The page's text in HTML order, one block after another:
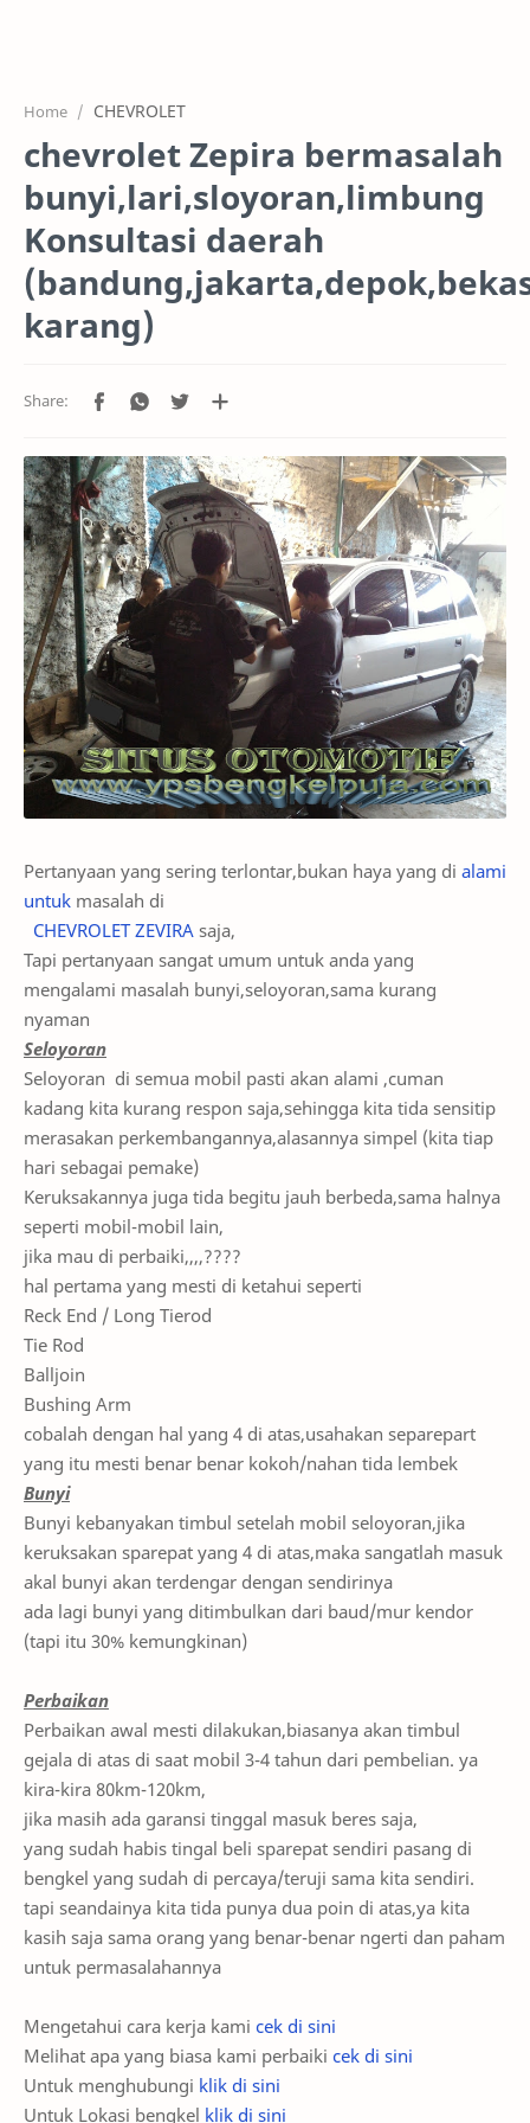
PROJEK
SYSTEM
HARGA SERVIC
Home CHEVROLET
chevrolet Zepira bermasalah
bunyi,lari,sloyoran,limbung
Konsultasi daerah
karang)
Pertanyaan yang sering terlontar,bukan haya yang di alami
untuk masalah di
CHEVROLET ZEVIRA saja,
Tapi pertanyaan sangat umum untuk anda yang
mengalami masalah bunyi,seloyoran,sama kurang
nyaman
Seloyoran
Seloyoran di semua mobil pasti akan alami ,cuman
kadang kita kurang respon saja,sehingga kita tida sensitip
merasakan perkembangannya,alasannya simpel (kita tiap
hari sebagai pemake)
Keruksakannya juga tida begitu jauh berbeda,sama halnya
seperti mobil-mobil lain,
jika mau di perbaiki,,,,????
hal pertama yang mesti di ketahui seperti
Reck End / Long Tierod
Tie Rod
Balljoin
Bushing Arm
cobalah dengan hal yang 4 di atas,usahakan separepart
yang itu mesti benar benar kokoh/nahan tida lembek
Bunyi
Bunyi kebanyakan timbul setelah mobil seloyoran,jika
keruksakan sparepat yang 4 di atas,maka sangatlah masuk
akal bunyi akan terdengar dengan sendirinya
ada lagi bunyi yang ditimbulkan dari baud/mur kendor
(tapi itu 30% kemungkinan)
Perbaikan
Perbaikan awal mesti dilakukan,biasanya akan timbul
gejala di atas di saat mobil 3-4 tahun dari pembelian. ya
kira-kira 80km-120km,
jika masih ada garansi tinggal masuk beres saja,
yang sudah habis tingal beli sparepat sendiri pasang di
bengkel yang sudah di percaya/teruji sama kita sendiri.
tapi seandainya kita tida punya dua poin di atas,ya kita
kasih saja sama orang yang benar-benar ngerti dan paham
untuk permasalahannya
Mengetahui cara kerja kami cek di sini
Melihat apa yang biasa kami perbaiki cek di sini
Untuk menghubungi klik di sini
Untuk Lokasi bengkel klik di sini